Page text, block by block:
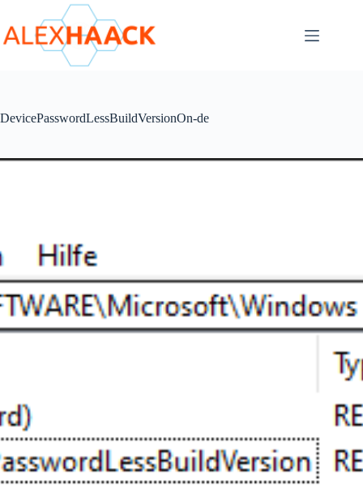
springen
DevicePasswordLessBuildVersionOn-de